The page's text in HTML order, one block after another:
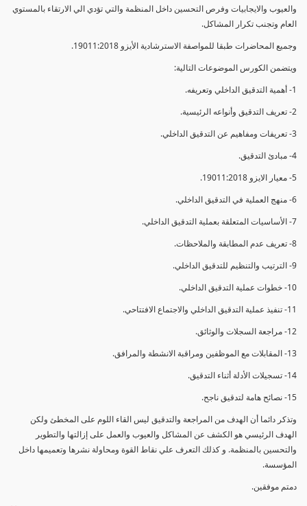
والعيوب والايجابيات وفرص التحسين داخل المنظمة والتي تؤدي الي الارتقاء بالمستوي
العام وتجنب تكرار المشاكل.
وجميع المحاضرات طبقا للمواصفة الاسترشادية الأيزو 19011:2018.
ويتضمن الكورس الموضوعات التالية:
1- أهمية التدقيق الداخلي وتعريفه.
2- تعريف التدقيق وأنواعه الرئيسية.
3- تعريفات ومفاهيم عن التدقيق الداخلي.
4- مبادئ التدقيق.
5- معيار الايزو 19011:2018.
6- منهج العملية في التدقيق الداخلي.
7- الأساسيات المتعلقة بعملية التدقيق الداخلي.
8- تعريف عدم المطابقة والملاحظات.
9- الترتيب والتنظيم للتدقيق الداخلي.
10- خطوات عملية التدقيق الداخلي.
11- تنفيذ عملية التدقيق الداخلي والاجتماع الافتتاحي.
12- مراجعة السجلات والوثائق.
13- المقابلات مع الموظفين ومراقبة الانشطة والمرافق.
14- تسجيلات الأدلة أثناء التدقيق.
15- نصائح هامة لتدقيق ناجح.
وتذكر دائما أن الهدف من المراجعة والتدقيق ليس القاء اللوم على المخطئ ولكن
الهدف الرئيسي هو الكشف عن المشاكل والعيوب والعمل على إزالتها والتطوير
والتحسين بالمنظمة. و كذلك التعرف علي نقاط القوة ومحاولة نشرها وتعميمها داخل
المؤسسة.
دمتم موفقين.